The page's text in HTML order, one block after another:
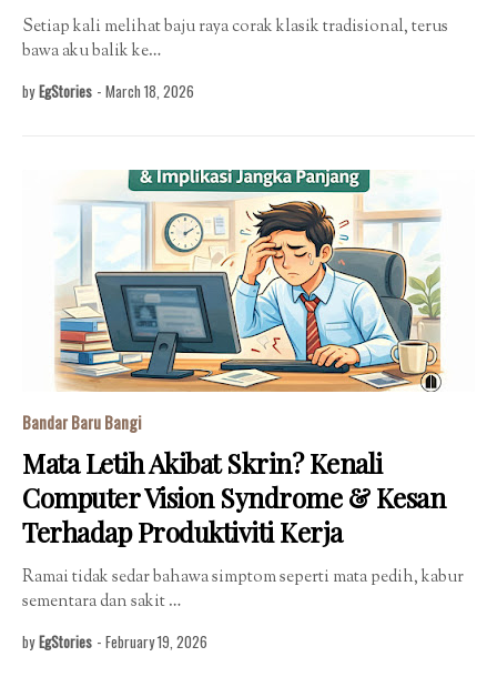
Setiap kali melihat baju raya corak klasik tradisional, terus
bawa aku balik ke…
by EgStories - March 18, 2026
Bandar Baru Bangi
Mata Letih Akibat Skrin? Kenali
Computer Vision Syndrome & Kesan
Terhadap Produktiviti Kerja
Ramai tidak sedar bahawa simptom seperti mata pedih, kabur
sementara dan sakit …
by EgStories - February 19, 2026